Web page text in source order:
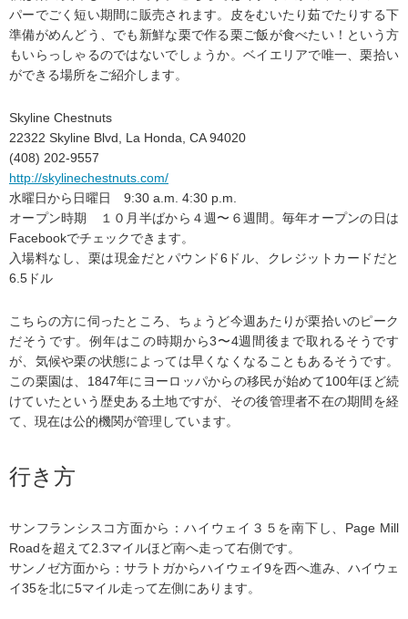
パーでごく短い期間に販売されます。皮をむいたり茹でたりする下
準備がめんどう、でも新鮮な栗で作る栗ご飯が食べたい！という方
もいらっしゃるのではないでしょうか。ベイエリアで唯一、栗拾い
ができる場所をご紹介します。
Skyline Chestnuts
22322 Skyline Blvd, La Honda, CA 94020
(408) 202-9557
http://skylinechestnuts.com/
水曜日から日曜日 9:30 a.m. 4:30 p.m.
オープン時期 １０月半ばから４週〜６週間。毎年オープンの日は
Facebookでチェックできます。
入場料なし、栗は現金だとパウンド6ドル、クレジットカードだと
6.5ドル
こちらの方に伺ったところ、ちょうど今週あたりが栗拾いのピーク
だそうです。例年はこの時期から3〜4週間後まで取れるそうです
が、気候や栗の状態によっては早くなくなることもあるそうです。
この栗園は、1847年にヨーロッパからの移民が始めて100年ほど続
けていたという歴史ある土地ですが、その後管理者不在の期間を経
て、現在は公的機関が管理しています。
行き方
サンフランシスコ方面から：ハイウェイ３５を南下し、Page Mill
Roadを超えて2.3マイルほど南へ走って右側です。
サンノゼ方面から：サラトガからハイウェイ9を西へ進み、ハイウェ
イ35を北に5マイル走って左側にあります。